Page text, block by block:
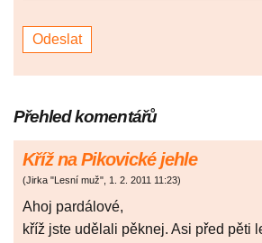
Přehled komentářů
Kříž na Pikovické jehle
(Jirka "Lesní muž", 1. 2. 2011 11:23)
Ahoj pardálové,
kříž jste udělali pěknej. Asi před pěti